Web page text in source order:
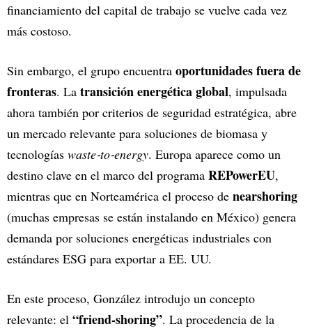
financiamiento del capital de trabajo se vuelve cada vez
más costoso.
Sin embargo, el grupo encuentra oportunidades fuera de
fronteras. La transición energética global, impulsada
ahora también por criterios de seguridad estratégica, abre
un mercado relevante para soluciones de biomasa y
tecnologías waste‑to‑energy. Europa aparece como un
destino clave en el marco del programa REPowerEU,
mientras que en Norteamérica el proceso de nearshoring
(muchas empresas se están instalando en México) genera
demanda por soluciones energéticas industriales con
estándares ESG para exportar a EE. UU.
En este proceso, González introdujo un concepto
relevante: el “friend‑shoring”. La procedencia de la